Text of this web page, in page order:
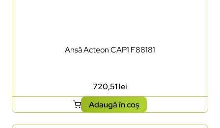
Ansă Acteon CAP1 F88181
720,51 lei
Adaugă în coș